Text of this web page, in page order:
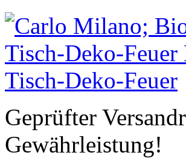
Geprüfter
Gewährleistung!